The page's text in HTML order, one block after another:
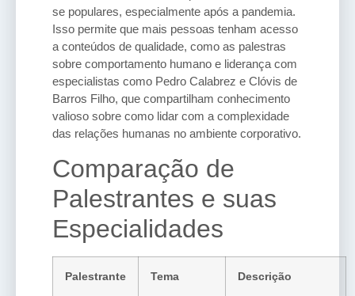
se populares, especialmente após a pandemia.
Isso permite que mais pessoas tenham acesso
a conteúdos de qualidade, como as palestras
sobre comportamento humano e liderança com
especialistas como Pedro Calabrez e Clóvis de
Barros Filho, que compartilham conhecimento
valioso sobre como lidar com a complexidade
das relações humanas no ambiente corporativo.
Comparação de
Palestrantes e suas
Especialidades
Palestrante Tema Descrição